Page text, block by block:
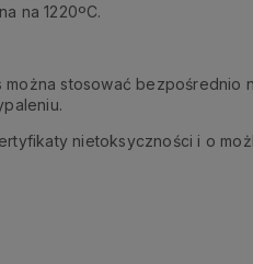
na 1220ºC.
można stosować
nietoksyczności i o